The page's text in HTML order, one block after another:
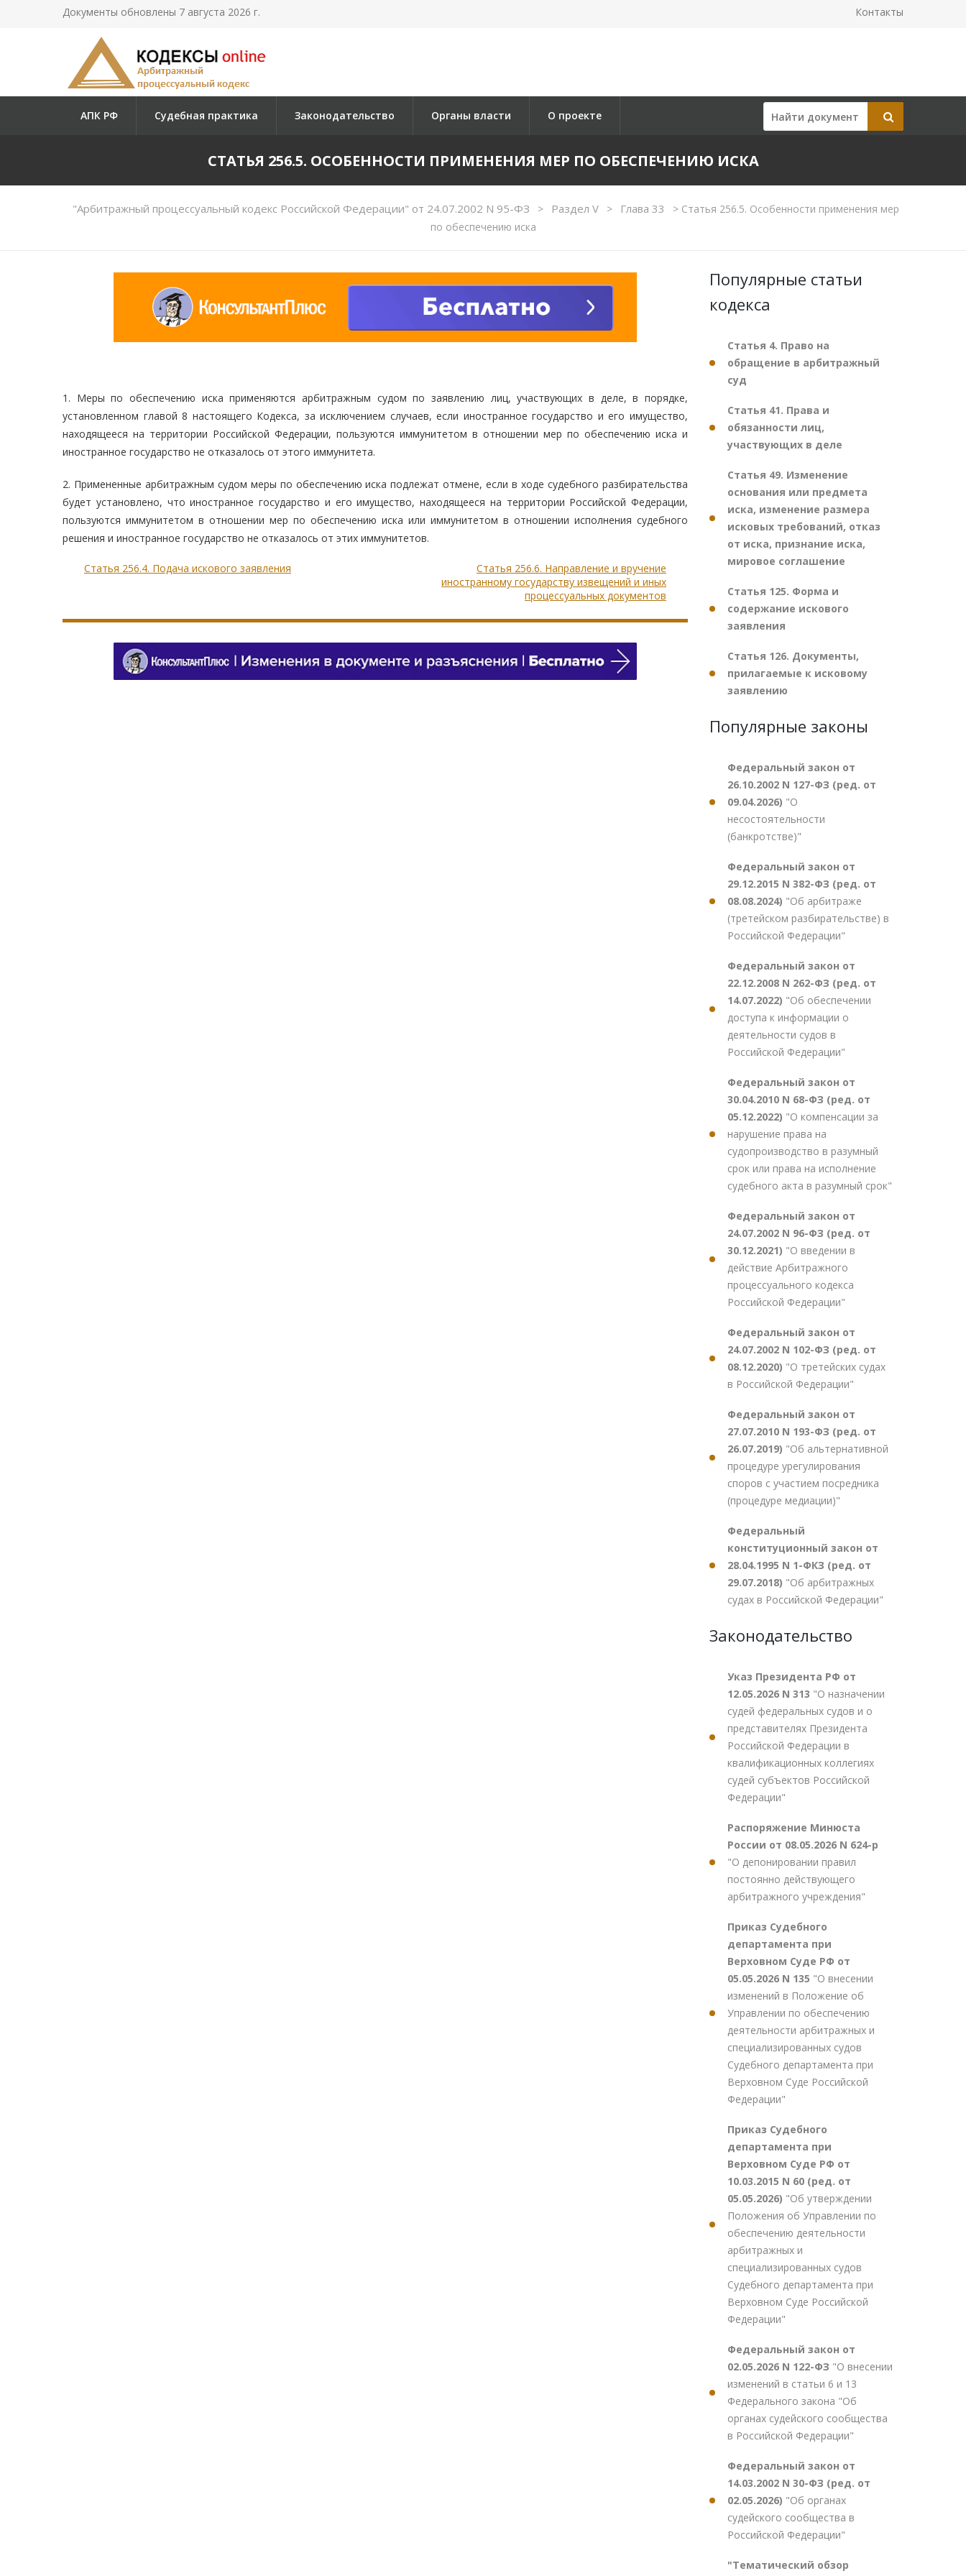
Документы обновлены 7 августа 2026 г. Контакты
АПК РФ Судебная практика Законодательство Органы власти О проекте
СТАТЬЯ 256.5. ОСОБЕННОСТИ ПРИМЕНЕНИЯ МЕР ПО ОБЕСПЕЧЕНИЮ ИСКА
"Арбитражный процессуальный кодекс Российской Федерации" от 24.07.2002 N 95-ФЗ > Раздел V > Глава 33 >Статья 256.5. Особенности применения мер
по обеспечению иска
1. Меры по обеспечению иска применяются арбитражным судом по заявлению лиц, участвующих в деле, в порядке,
установленном главой 8 настоящего Кодекса, за исключением случаев, если иностранное государство и его имущество,
находящееся на территории Российской Федерации, пользуются иммунитетом в отношении мер по обеспечению иска и
иностранное государство не отказалось от этого иммунитета.
2. Примененные арбитражным судом меры по обеспечению иска подлежат отмене, если в ходе судебного разбирательства
будет установлено, что иностранное государство и его имущество, находящееся на территории Российской Федерации,
пользуются иммунитетом в отношении мер по обеспечению иска или иммунитетом в отношении исполнения судебного
решения и иностранное государство не отказалось от этих иммунитетов.
Статья 256.4. Подача искового заявления
Статья 256.6. Направление и вручение
иностранному государству извещений и иных
процессуальных документов
Популярные статьи
кодекса
Статья 4. Право на
обращение в арбитражный
суд
Статья 41. Права и
обязанности лиц,
участвующих в деле
Статья 49. Изменение
основания или предмета
иска, изменение размера
исковых требований, отказ
от иска, признание иска,
мировое соглашение
Статья 125. Форма и
содержание искового
заявления
Статья 126. Документы,
прилагаемые к исковому
заявлению
Популярные законы
Федеральный закон от
26.10.2002 N 127-ФЗ (ред. от
09.04.2026) "О
несостоятельности
(банкротстве)"
Федеральный закон от
29.12.2015 N 382-ФЗ (ред. от
08.08.2024) "Об арбитраже
(третейском разбирательстве) в
Российской Федерации"
Федеральный закон от
22.12.2008 N 262-ФЗ (ред. от
14.07.2022) "Об обеспечении
доступа к информации о
деятельности судов в
Российской Федерации"
Федеральный закон от
30.04.2010 N 68-ФЗ (ред. от
05.12.2022) "О компенсации за
нарушение права на
судопроизводство в разумный
срок или права на исполнение
судебного акта в разумный срок"
Федеральный закон от
24.07.2002 N 96-ФЗ (ред. от
30.12.2021) "О введении в
действие Арбитражного
процессуального кодекса
Российской Федерации"
Федеральный закон от
24.07.2002 N 102-ФЗ (ред. от
08.12.2020) "О третейских судах
в Российской Федерации"
Федеральный закон от
27.07.2010 N 193-ФЗ (ред. от
26.07.2019) "Об альтернативной
процедуре урегулирования
споров с участием посредника
(процедуре медиации)"
Федеральный
конституционный закон от
28.04.1995 N 1-ФКЗ (ред. от
29.07.2018) "Об арбитражных
судах в Российской Федерации"
Законодательство
Указ Президента РФ от
12.05.2026 N 313 "О назначении
судей федеральных судов и о
представителях Президента
Российской Федерации в
квалификационных коллегиях
судей субъектов Российской
Федерации"
Распоряжение Минюста
России от 08.05.2026 N 624-р
"О депонировании правил
постоянно действующего
арбитражного учреждения"
Приказ Судебного
департамента при
Верховном Суде РФ от
05.05.2026 N 135 "О внесении
изменений в Положение об
Управлении по обеспечению
деятельности арбитражных и
специализированных судов
Судебного департамента при
Верховном Суде Российской
Федерации"
Приказ Судебного
департамента при
Верховном Суде РФ от
10.03.2015 N 60 (ред. от
05.05.2026) "Об утверждении
Положения об Управлении по
обеспечению деятельности
арбитражных и
специализированных судов
Судебного департамента при
Верховном Суде Российской
Федерации"
Федеральный закон от
02.05.2026 N 122-ФЗ "О внесении
изменений в статьи 6 и 13
Федерального закона "Об
органах судейского сообщества
в Российской Федерации"
Федеральный закон от
14.03.2002 N 30-ФЗ (ред. от
02.05.2026) "Об органах
судейского сообщества в
Российской Федерации"
"Тематический обзор